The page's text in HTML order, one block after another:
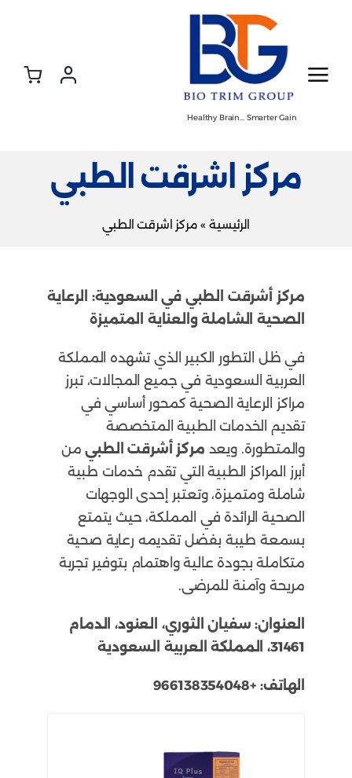
Healthy Brain… Smarter Gain
مركز اشرقت الطبي
الرئيسية» مركز اشرقت الطبي
مركز أشرقت الطبي في السعودية: الرعاية
الصحية الشاملة والعناية المتميزة
في ظل التطور الكبير الذي تشهده المملكة
العربية السعودية في جميع المجالات، تبرز
مراكز الرعاية الصحية كمحور أساسي في
تقديم الخدمات الطبية المتخصصة
والمتطورة. ويعد مركز أشرقت الطبيمن
أبرز المراكز الطبية التي تقدم خدمات طبية
شاملة ومتميزة، وتعتبر إحدى الوجهات
الصحية الرائدة في المملكة، حيث يتمتع
بسمعة طيبة بفضل تقديمه رعاية صحية
متكاملة بجودة عالية واهتمام بتوفير تجربة
مريحة وآمنة للمرضى.
العنوان: سفيان الثوري، العنود، الدمام
31461، المملكة العربية السعودية
الهاتف:+966138354048